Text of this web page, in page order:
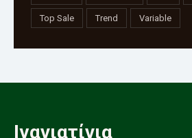
Top Sale Trend Variable
Ιναγιατίγια